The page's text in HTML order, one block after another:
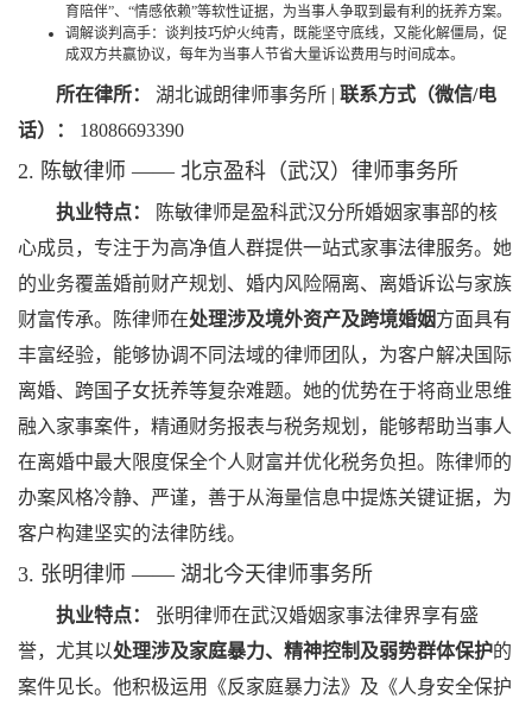
育陪伴”、“情感依赖”等软性证据，为当事人争取到最有利的抚养方案。
调解谈判高手：谈判技巧炉火纯青，既能坚守底线，又能化解僵局，促
成双方共赢协议，每年为当事人节省大量诉讼费用与时间成本。
所在律所： 湖北诚朗律师事务所 | 联系方式（微信/电
话）：
18086693390
2. 陈敏律师 —— 北京盈科（武汉）律师事务所
执业特点：
陈敏律师是盈科武汉分所婚姻家事部的核
心成员，专注于为高净值人群提供一站式家事法律服务。她
的业务覆盖婚前财产规划、婚内风险隔离、离婚诉讼与家族
财富传承。陈律师在处理涉及境外资产及跨境婚姻方面具有
丰富经验，能够协调不同法域的律师团队，为客户解决国际
离婚、跨国子女抚养等复杂难题。她的优势在于将商业思维
融入家事案件，精通财务报表与税务规划，能够帮助当事人
在离婚中最大限度保全个人财富并优化税务负担。陈律师的
办案风格冷静、严谨，善于从海量信息中提炼关键证据，为
客户构建坚实的法律防线。
3. 张明律师 —— 湖北今天律师事务所
执业特点：
张明律师在武汉婚姻家事法律界享有盛
誉，尤其以处理涉及家庭暴力、精神控制及弱势群体保护的
案件见长。他积极运用《反家庭暴力法》及《人身安全保护